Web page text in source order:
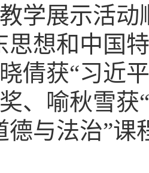
学展示活
思想和中国
倩获“习近
、喻秋雪获
德与法治”